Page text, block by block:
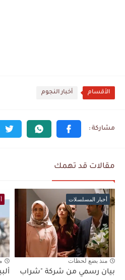
الأقسام أخبار النجوم
مقالات قد تهمك
أخبار المسلسلات
منذ بضع لحظات
بيان رسمي من شركة "شراب